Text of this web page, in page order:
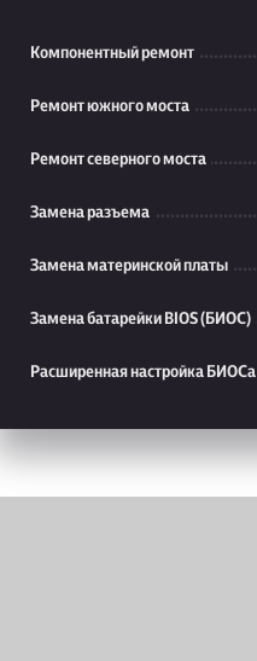
Компонентный ремонт
Ремонт южного моста
Ремонт северного моста
Замена разъема
Замена материнской платы
Замена батарейки BIOS (БИОС)
Расширенная настройка БИОСа